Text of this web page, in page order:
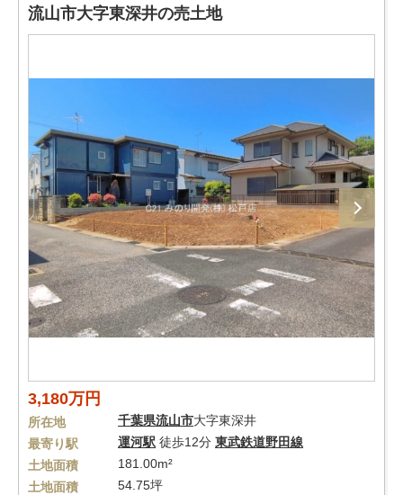
流山市大字東深井の売土地
3,180万円
所在地 千葉県流山市大字東深井
最寄り駅
運河駅 徒歩12分 東武鉄道野田線
土地面積
181.00m²
土地面積
54.75坪